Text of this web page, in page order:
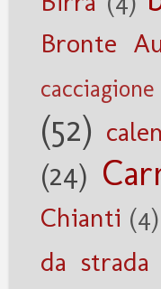
Bronte
cacciagione
(52)
(24)
Chianti (4)
da strada